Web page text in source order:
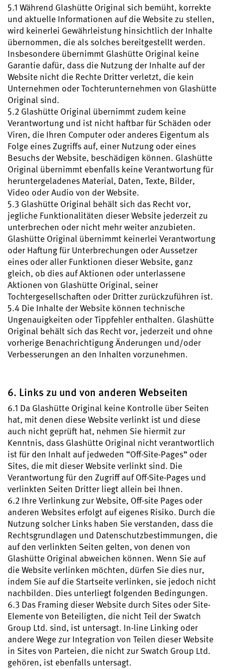
5.1 Während Glashütte Original sich bemüht, korrekte
und aktuelle Informationen auf die Website zu stellen,
wird keinerlei Gewährleistung hinsichtlich der Inhalte
übernommen, die als solches bereitgestellt werden.
Insbesondere übernimmt Glashütte Original keine
Garantie dafür, dass die Nutzung der Inhalte auf der
Website nicht die Rechte Dritter verletzt, die kein
Unternehmen oder Tochterunternehmen von Glashütte
Original sind.
5.2 Glashütte Original übernimmt zudem keine
Verantwortung und ist nicht haftbar für Schäden oder
Viren, die Ihren Computer oder anderes Eigentum als
Folge eines Zugriffs auf, einer Nutzung oder eines
Besuchs der Website, beschädigen können. Glashütte
Original übernimmt ebenfalls keine Verantwortung für
heruntergeladenes Material, Daten, Texte, Bilder,
Video oder Audio von der Website.
5.3 Glashütte Original behält sich das Recht vor,
jegliche Funktionalitäten dieser Website jederzeit zu
unterbrechen oder nicht mehr weiter anzubieten.
Glashütte Original übernimmt keinerlei Verantwortung
oder Haftung für Unterbrechungen oder Aussetzer
eines oder aller Funktionen dieser Website, ganz
gleich, ob dies auf Aktionen oder unterlassene
Aktionen von Glashütte Original, seiner
Tochtergesellschaften oder Dritter zurückzuführen ist.
5.4 Die Inhalte der Website können technische
Ungenauigkeiten oder Tippfehler enthalten. Glashütte
Original behält sich das Recht vor, jederzeit und ohne
vorherige Benachrichtigung Änderungen und/oder
Verbesserungen an den Inhalten vorzunehmen.
6. Links zu und von anderen Webseiten
6.1 Da Glashütte Original keine Kontrolle über Seiten
hat, mit denen diese Website verlinkt ist und diese
auch nicht geprüft hat, nehmen Sie hiermit zur
Kenntnis, dass Glashütte Original nicht verantwortlich
ist für den Inhalt auf jedweden “Off-Site-Pages” oder
Sites, die mit dieser Website verlinkt sind. Die
Verantwortung für den Zugriff auf Off-Site-Pages und
verlinkten Seiten Dritter liegt allein bei Ihnen.
6.2 Ihre Verlinkung zur Website, Off-site Pages oder
anderen Websites erfolgt auf eigenes Risiko. Durch die
Nutzung solcher Links haben Sie verstanden, dass die
Rechtsgrundlagen und Datenschutzbestimmungen, die
auf den verlinkten Seiten gelten, von denen von
Glashütte Original abweichen können. Wenn Sie auf
die Website verlinken möchten, dürfen Sie dies nur,
indem Sie auf die Startseite verlinken, sie jedoch nicht
nachbilden. Dies unterliegt folgenden Bedingungen.
6.3 Das Framing dieser Website durch Sites oder Site-
Elemente von Beteiligten, die nicht Teil der Swatch
Group Ltd. sind, ist untersagt. In-line Linking oder
andere Wege zur Integration von Teilen dieser Website
in Sites von Parteien, die nicht zur Swatch Group Ltd.
gehören, ist ebenfalls untersagt.